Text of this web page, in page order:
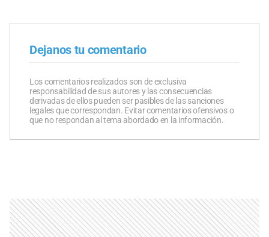
Dejanos tu comentario
Los comentarios realizados son de exclusiva
responsabilidad de sus autores y las consecuencias
derivadas de ellos pueden ser pasibles de las sanciones
legales que correspondan. Evitar comentarios ofensivos o
que no respondan al tema abordado en la información.